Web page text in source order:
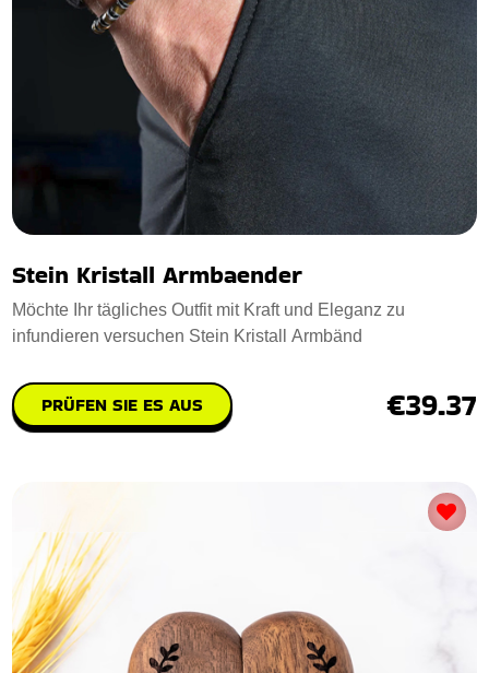
Stein Kristall Armbaender
Möchte Ihr tägliches Outfit mit Kraft und Eleganz zu
infundieren versuchen Stein Kristall Armbänd
PRÜFEN SIE ES AUS €39.37